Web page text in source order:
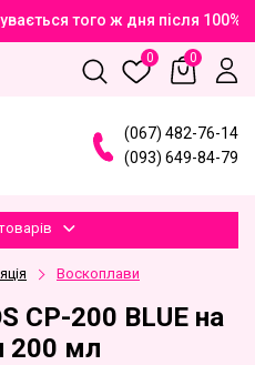
того ж дня після
0 0
(067) 482-76-14
(093) 649-84-79
Воскоплави
CP-200 BLUE на
200 мл